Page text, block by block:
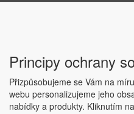
Principy ochrany
Přizpůsobujeme se Vám na
webu personalizujeme jeho
nabídky a produkty. Kliknutím